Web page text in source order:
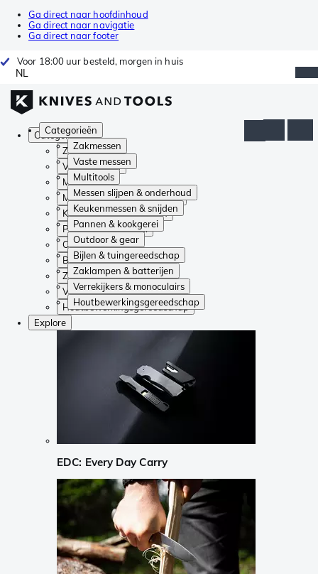
Ga direct naar hoofdinhoud
Ga direct naar navigatie
Ga direct naar footer
Voor 18:00 uur besteld, morgen in huis
NL
Categorieën
Zakmessen
Vaste messen
Multitools
Messen slijpen & onderhoud
Keukenmessen & snijden
Pannen & kookgerei
Outdoor & gear
Bijlen & tuingereedschap
Zaklampen & batterijen
Verrekijkers & monoculairs
Houtbewerkingsgereedschap
Categorieën
Zakmessen
Vaste messen
Multitools
Messen slijpen & onderhoud
Keukenmessen & snijden
Pannen & kookgerei
Outdoor & gear
Bijlen & tuingereedschap
Zaklampen & batterijen
Verrekijkers & monoculairs
Houtbewerkingsgereedschap
Explore
EDC: Every Day Carry